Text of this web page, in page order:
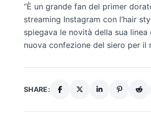
“È un grande fan del primer
streaming Instagram con l’hair
spiegava le novità della sua
nuova confezione del siero per il
SHARE: